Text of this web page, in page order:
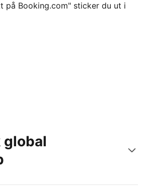
på Booking.com" sticker du ut i
global